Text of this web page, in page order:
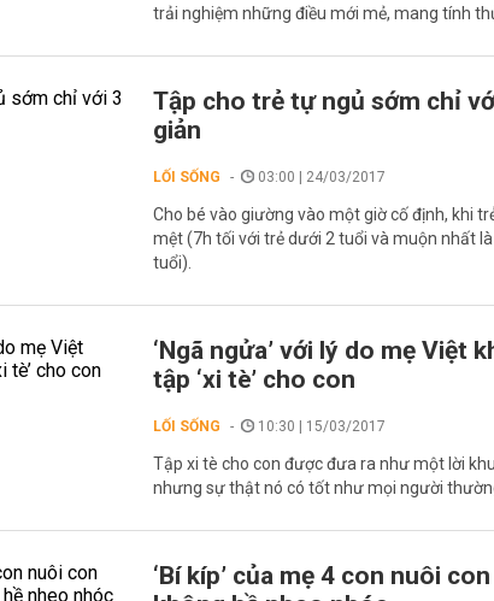
trải nghiệm những điều mới mẻ, mang tính
Tập cho trẻ tự ngủ sớm chỉ
giản
LỐI SỐNG 03:00 | 24/03/2017
Cho bé vào giường vào một giờ cố định, khi
mệt (7h tối với trẻ dưới 2 tuổi và muộn nhất
tuổi).
‘Ngã ngửa’ với lý do mẹ Việt
tập ‘xi tè’ cho con
LỐI SỐNG 10:30 | 15/03/2017
Tập xi tè cho con được đưa ra như một lời
nhưng sự thật nó có tốt như mọi người
‘Bí kíp’ của mẹ 4 con nuôi